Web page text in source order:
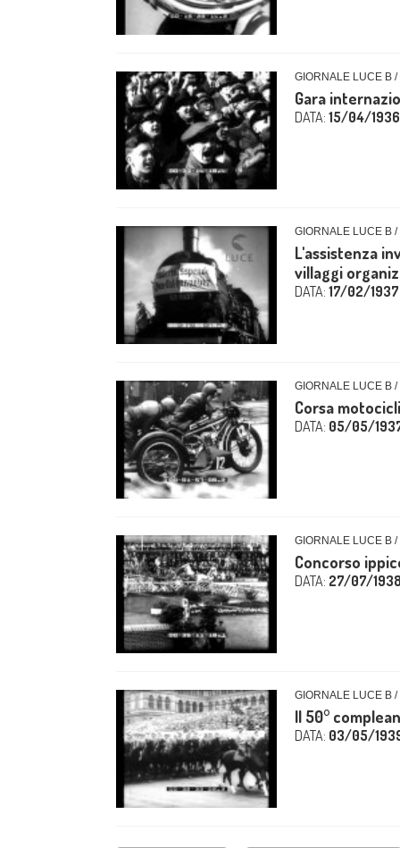
GIORNALE LUCE B
Gara
DATA: 15/04/1936
GIORNALE LUCE B
L'assistenza
villaggi
DATA: 17/02/1937
GIORNALE LUCE B
Corsa
DATA: 05/05/
GIORNALE LUCE B
Concorso
DATA: 27/07/
GIORNALE LUCE B
Il 50°
DATA: 03/05/